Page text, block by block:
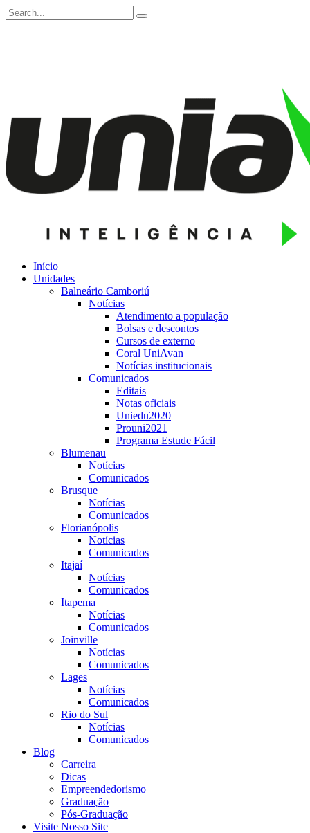
Início
Unidades
Balneário Camboriú
Notícias
Atendimento a população
Bolsas e descontos
Cursos de externo
Coral UniAvan
Notícias institucionais
Comunicados
Editais
Notas oficiais
Uniedu2020
Prouni2021
Programa Estude Fácil
Blumenau
Notícias
Comunicados
Brusque
Notícias
Comunicados
Florianópolis
Notícias
Comunicados
Itajaí
Notícias
Comunicados
Itapema
Notícias
Comunicados
Joinville
Notícias
Comunicados
Lages
Notícias
Comunicados
Rio do Sul
Notícias
Comunicados
Blog
Carreira
Dicas
Empreendedorismo
Graduação
Pós-Graduação
Visite Nosso Site